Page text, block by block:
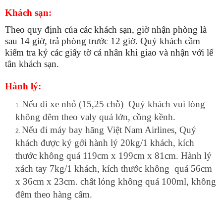
Khách sạn:
Theo quy định của các khách sạn, giờ nhận phòng là
sau 14 giờ, trả phòng trước 12 giờ. Quý khách cầm
kiểm tra kỷ các giấy tờ cá nhân khi giao và nhận với lể
tân khách sạn.
Hành lý:
Nếu đi xe nhỏ (15,25 chỗ) Quý khách vui lòng
không đêm theo valy quá lớn, cồng kềnh.
Nếu đi máy bay hãng Việt Nam Airlines, Quý
khách được ký gởi hành lý 20kg/1 khách, kích
thước không quá 119cm x 199cm x 81cm. Hành lý
xách tay 7kg/1 khách, kích thước không quá 56cm
x 36cm x 23cm. chất lỏng không quá 100ml, không
đêm theo hàng cấm.